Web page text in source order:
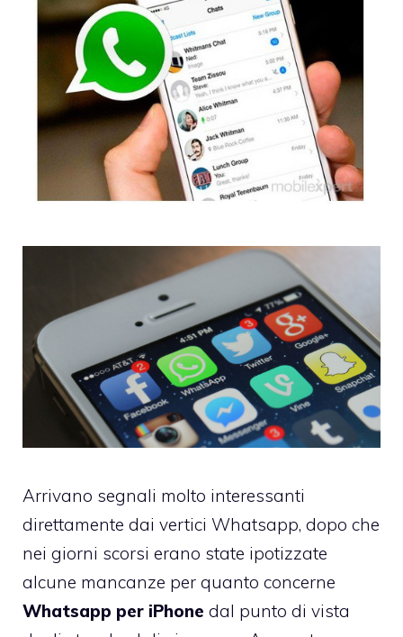
Arrivano segnali molto interessanti
direttamente dai vertici Whatsapp, dopo che
nei giorni scorsi erano state ipotizzate
alcune mancanze per quanto concerne
Whatsapp per iPhone dal punto di vista